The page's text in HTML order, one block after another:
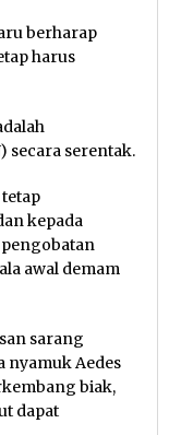
berharap
harus
secara serentak.
kepada
awal demam
sarang
nyamuk Aedes
biak,
dapat